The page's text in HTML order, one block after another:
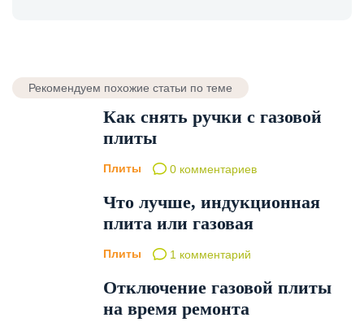
Рекомендуем похожие статьи по теме
Как снять ручки с газовой
плиты
Плиты 0 комментариев
Что лучше, индукционная
плита или газовая
Плиты 1 комментарий
Отключение газовой плиты
на время ремонта